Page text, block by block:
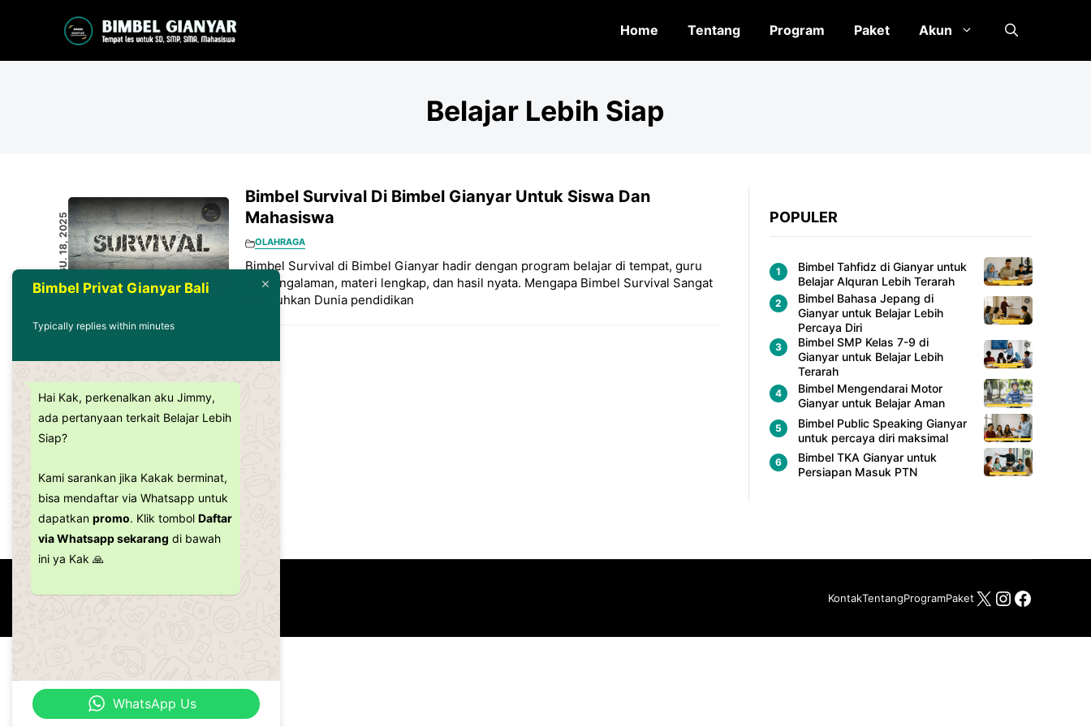
Home Tentang Program Paket Akun
Belajar Lebih Siap
AGU. 18, 2025
Bimbel Survival Di Bimbel Gianyar Untuk Siswa Dan
Mahasiswa
OLAHRAGA
Bimbel Survival di Bimbel Gianyar hadir dengan program belajar di tempat, guru
berpengalaman, materi lengkap, dan hasil nyata. Mengapa Bimbel Survival Sangat
Dibutuhkan Dunia pendidikan
POPULER
Bimbel Tahfidz di Gianyar untuk
Belajar Alquran Lebih Terarah
Bimbel Bahasa Jepang di
Gianyar untuk Belajar Lebih
Percaya Diri
Bimbel SMP Kelas 7-9 di
Gianyar untuk Belajar Lebih
Terarah
Bimbel Mengendarai Motor
Gianyar untuk Belajar Aman
Bimbel Public Speaking Gianyar
untuk percaya diri maksimal
Bimbel TKA Gianyar untuk
Persiapan Masuk PTN
Copyright ©2026 Bimbel Gianyar KontakTentangProgramPaketX Instagram
Bimbel Privat Gianyar Bali
Typically replies within minutes
Hai Kak, perkenalkan aku Jimmy,
ada pertanyaan terkait Belajar Lebih
Siap?
Kami sarankan jika Kakak berminat,
bisa mendaftar via Whatsapp untuk
dapatkan promo. Klik tombol Daftar
via Whatsapp sekarang di bawah
ini ya Kak 🙏
WhatsApp Us